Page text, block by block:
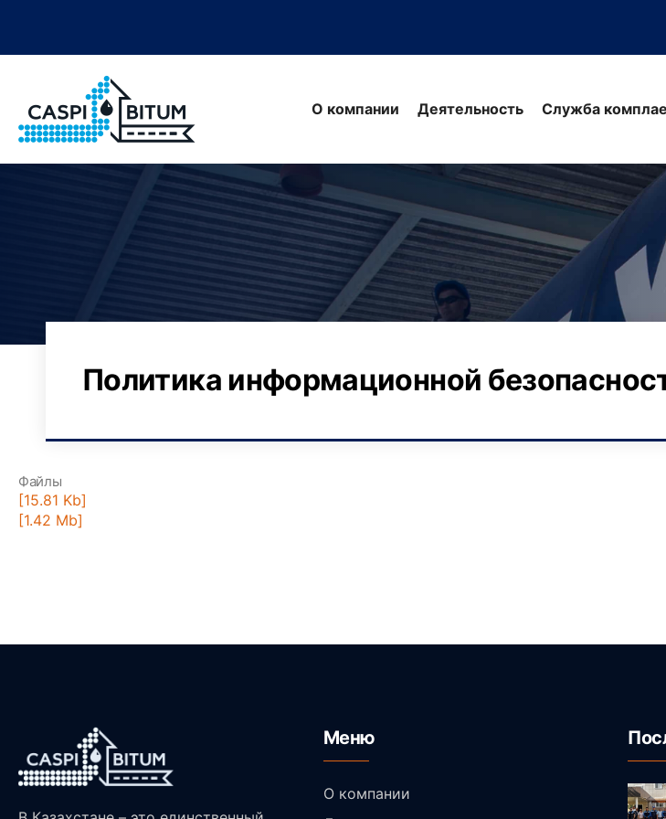
О компании Деятельность Служба
Политика информационной
Файлы
[15.81 Kb]
[1.42 Mb]
Меню
О компании